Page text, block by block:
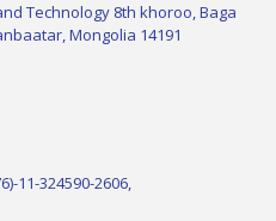
Technology 8th khoroo, Baga
Mongolia 14191
11-324590-2606,